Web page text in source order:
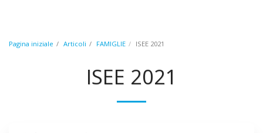
Pagina iniziale Articoli FAMIGLIE ISEE 2021
ISEE 2021